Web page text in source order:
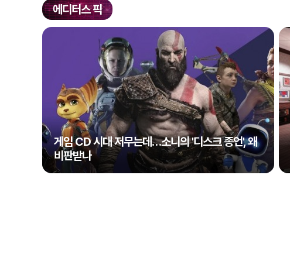
에디터스 픽
게임 CD 시대 저무는데…소니의 '디스크 종언', 왜
비판받나